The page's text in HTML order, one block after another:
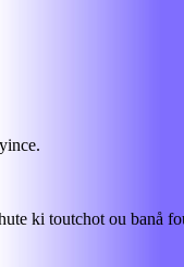
ki toutchot ou banå